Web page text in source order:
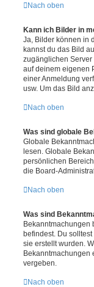
Nach oben
Kann ich Bilder in
Ja, Bilder können in
kannst du das Bild
zugänglichen Server
auf deinem eigenen
einer Anmeldung
usw. Um das Bild
Nach oben
Was sind globale
Globale
lesen. Globale
persönlichen
die Board-
Nach oben
Was sind
Bekanntmachungen
befindest. Du
sie erstellt wurden.
Bekanntmachungen
vergeben.
Nach oben